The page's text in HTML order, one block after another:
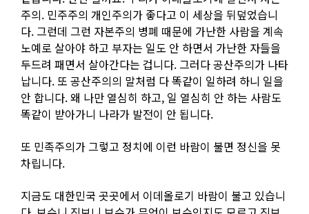
주의. 민주주의 개인주의가 좋다고 이 세상을 뒤덮었습니
다. 그런데 그런 자본주의 병폐 때문에 가난한 사람을 계속
노예로 살아야 하고 부자는 일도 안 하면서 가난한 자들을
두드려 패면서 살아간다는 겁니다. 그러다 공산주의가 나타
납니다. 또 공산주의의 말처럼 다 똑같이 일하려 하니 일을
안 합니다. 왜 나만 열심히 하고, 일 열심히 안 하는 사람도
똑같이 받아가니 나라가 발전이 안 됩니다.
또 민족주의가 그렇고 정치에 이런 바람이 불면 정신을 못
차립니다.
지금도 대한민국 곳곳에서 이데올로기 바람이 불고 있습니